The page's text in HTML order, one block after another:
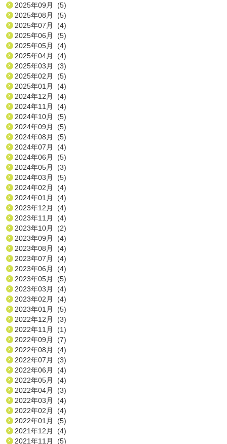
2025年09月 (5)
2025年08月 (5)
2025年07月 (4)
2025年06月 (5)
2025年05月 (4)
2025年04月 (4)
2025年03月 (3)
2025年02月 (5)
2025年01月 (4)
2024年12月 (4)
2024年11月 (4)
2024年10月 (5)
2024年09月 (5)
2024年08月 (5)
2024年07月 (4)
2024年06月 (5)
2024年05月 (3)
2024年03月 (5)
2024年02月 (4)
2024年01月 (4)
2023年12月 (4)
2023年11月 (4)
2023年10月 (2)
2023年09月 (4)
2023年08月 (4)
2023年07月 (4)
2023年06月 (4)
2023年05月 (5)
2023年03月 (4)
2023年02月 (4)
2023年01月 (5)
2022年12月 (3)
2022年11月 (1)
2022年09月 (7)
2022年08月 (4)
2022年07月 (3)
2022年06月 (4)
2022年05月 (4)
2022年04月 (3)
2022年03月 (4)
2022年02月 (4)
2022年01月 (5)
2021年12月 (4)
2021年11月 (5)